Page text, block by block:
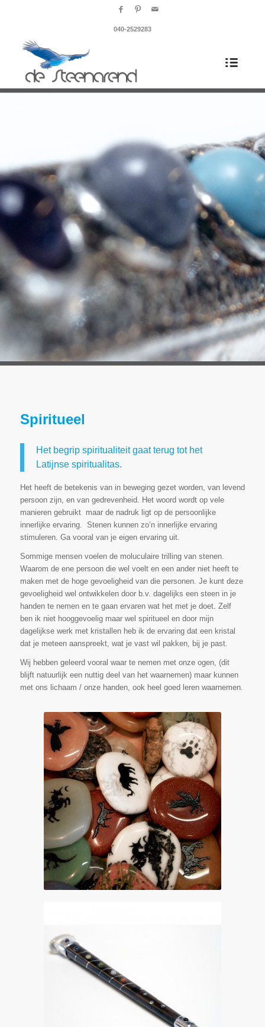
040-2529283
Spiritueel
Het begrip spiritualiteit gaat terug tot het
Latijnse spiritualitas.
Het heeft de betekenis van in beweging gezet worden, van levend
persoon zijn, en van gedrevenheid. Het woord wordt op vele
manieren gebruikt maar de nadruk ligt op de persoonlijke
innerlijke ervaring. Stenen kunnen zo’n innerlijke ervaring
stimuleren. Ga vooral van je eigen ervaring uit.
Sommige mensen voelen de moluculaire trilling van stenen.
Waarom de ene persoon die wel voelt en een ander niet heeft te
maken met de hoge gevoeligheid van die personen. Je kunt deze
gevoeligheid wel ontwikkelen door b.v. dagelijks een steen in je
handen te nemen en te gaan ervaren wat het met je doet. Zelf
ben ik niet hooggevoelig maar wel spiritueel en door mijn
dagelijkse werk met kristallen heb ik de ervaring dat een kristal
dat je meteen aanspreekt, wat je vast wil pakken, bij je past.
Wij hebben geleerd vooral waar te nemen met onze ogen, (dit
blijft natuurlijk een nuttig deel van het waarnemen) maar kunnen
met ons lichaam / onze handen, ook heel goed leren waarnemen.
talisman stenen €5,-
chakra healing stick €45,- tot €65,-